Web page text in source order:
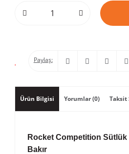
Paylaş:
Ürün Bilgisi Yorumlar (0) Taksit
Rocket Competition Sütlük
Bakır